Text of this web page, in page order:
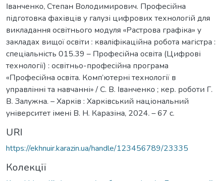
Іванченко, Степан Володимирович. Професійна
підготовка фахівців у галузі цифрових технологій для
викладання освітнього модуля «Растрова графіка» у
закладах вищої освіти : кваліфікаційна робота магістра :
спеціальність 015.39 – Професійна освіта (Цифрові
технології) : освітньо-професійна програма
«Професійна освіта. Комп’ютерні технології в
управлінні та навчанні» / С. В. Іванченко ; кер. роботи Г.
В. Залужна. – Харків : Харківський національний
університет імені В. Н. Каразіна, 2024. – 67 с.
URI
https://ekhnuir.karazin.ua/handle/123456789/23335
Колекції